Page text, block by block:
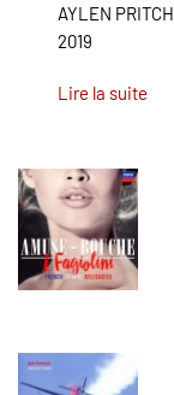
AYLEN
2019
Lire la suite